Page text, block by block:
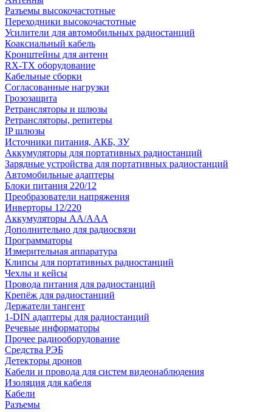
Разъемы высокочастотные
Переходники высокочастотные
Усилители для автомобильных радиостанций
Коаксиальный кабель
Кронштейны для антенн
RX-TX оборудование
Кабельные сборки
Согласованные нагрузки
Грозозащита
Ретрансляторы и шлюзы
Ретрансляторы, репитеры
IP шлюзы
Источники питания, АКБ, ЗУ
Аккумуляторы для портативных радиостанций
Зарядные устройства для портативных радиостанций
Автомобильные адаптеры
Блоки питания 220/12
Преобразователи напряжения
Инверторы 12/220
Аккумуляторы АА/ААА
Дополнительно для радиосвязи
Программаторы
Измерительная аппаратура
Клипсы для портативных радиостанций
Чехлы и кейсы
Провода питания для радиостанций
Крепёж для радиостанций
Держатели тангент
1-DIN адаптеры для радиостанций
Речевые информаторы
Прочее радиооборудование
Средства РЭБ
Детекторы дронов
Кабели и провода для систем видеонаблюдения
Изоляция для кабеля
Кабели
Разъемы